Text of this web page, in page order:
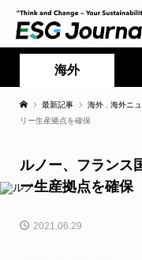
海外
最新記事 海外 海外ニ
リー生産拠点を確保
ルノー、フランス
ー生産拠点を確保
2021.06.29